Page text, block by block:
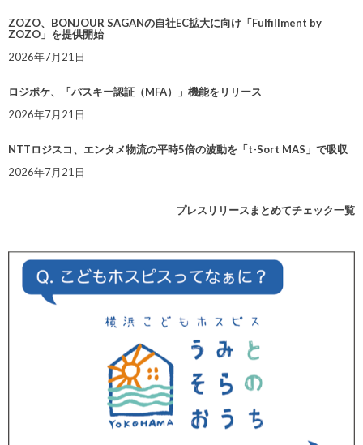
ZOZO、BONJOUR SAGANの自社EC拡大に向け「Fulfillment by
ZOZO」を提供開始
2026年7月21日
ロジポケ、「パスキー認証（MFA）」機能をリリース
2026年7月21日
NTTロジスコ、エンタメ物流の平時5倍の波動を「t-Sort MAS」で吸収
2026年7月21日
プレスリリースまとめてチェック一覧